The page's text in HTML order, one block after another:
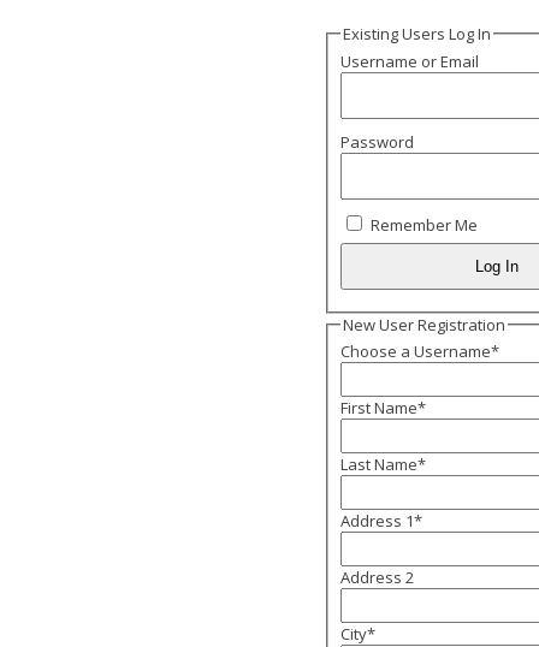
Existing Users Log In
Username or Email
Password
Remember Me
New User Registration
Choose a Username*
First Name*
Last Name*
Address 1*
Address 2
City*